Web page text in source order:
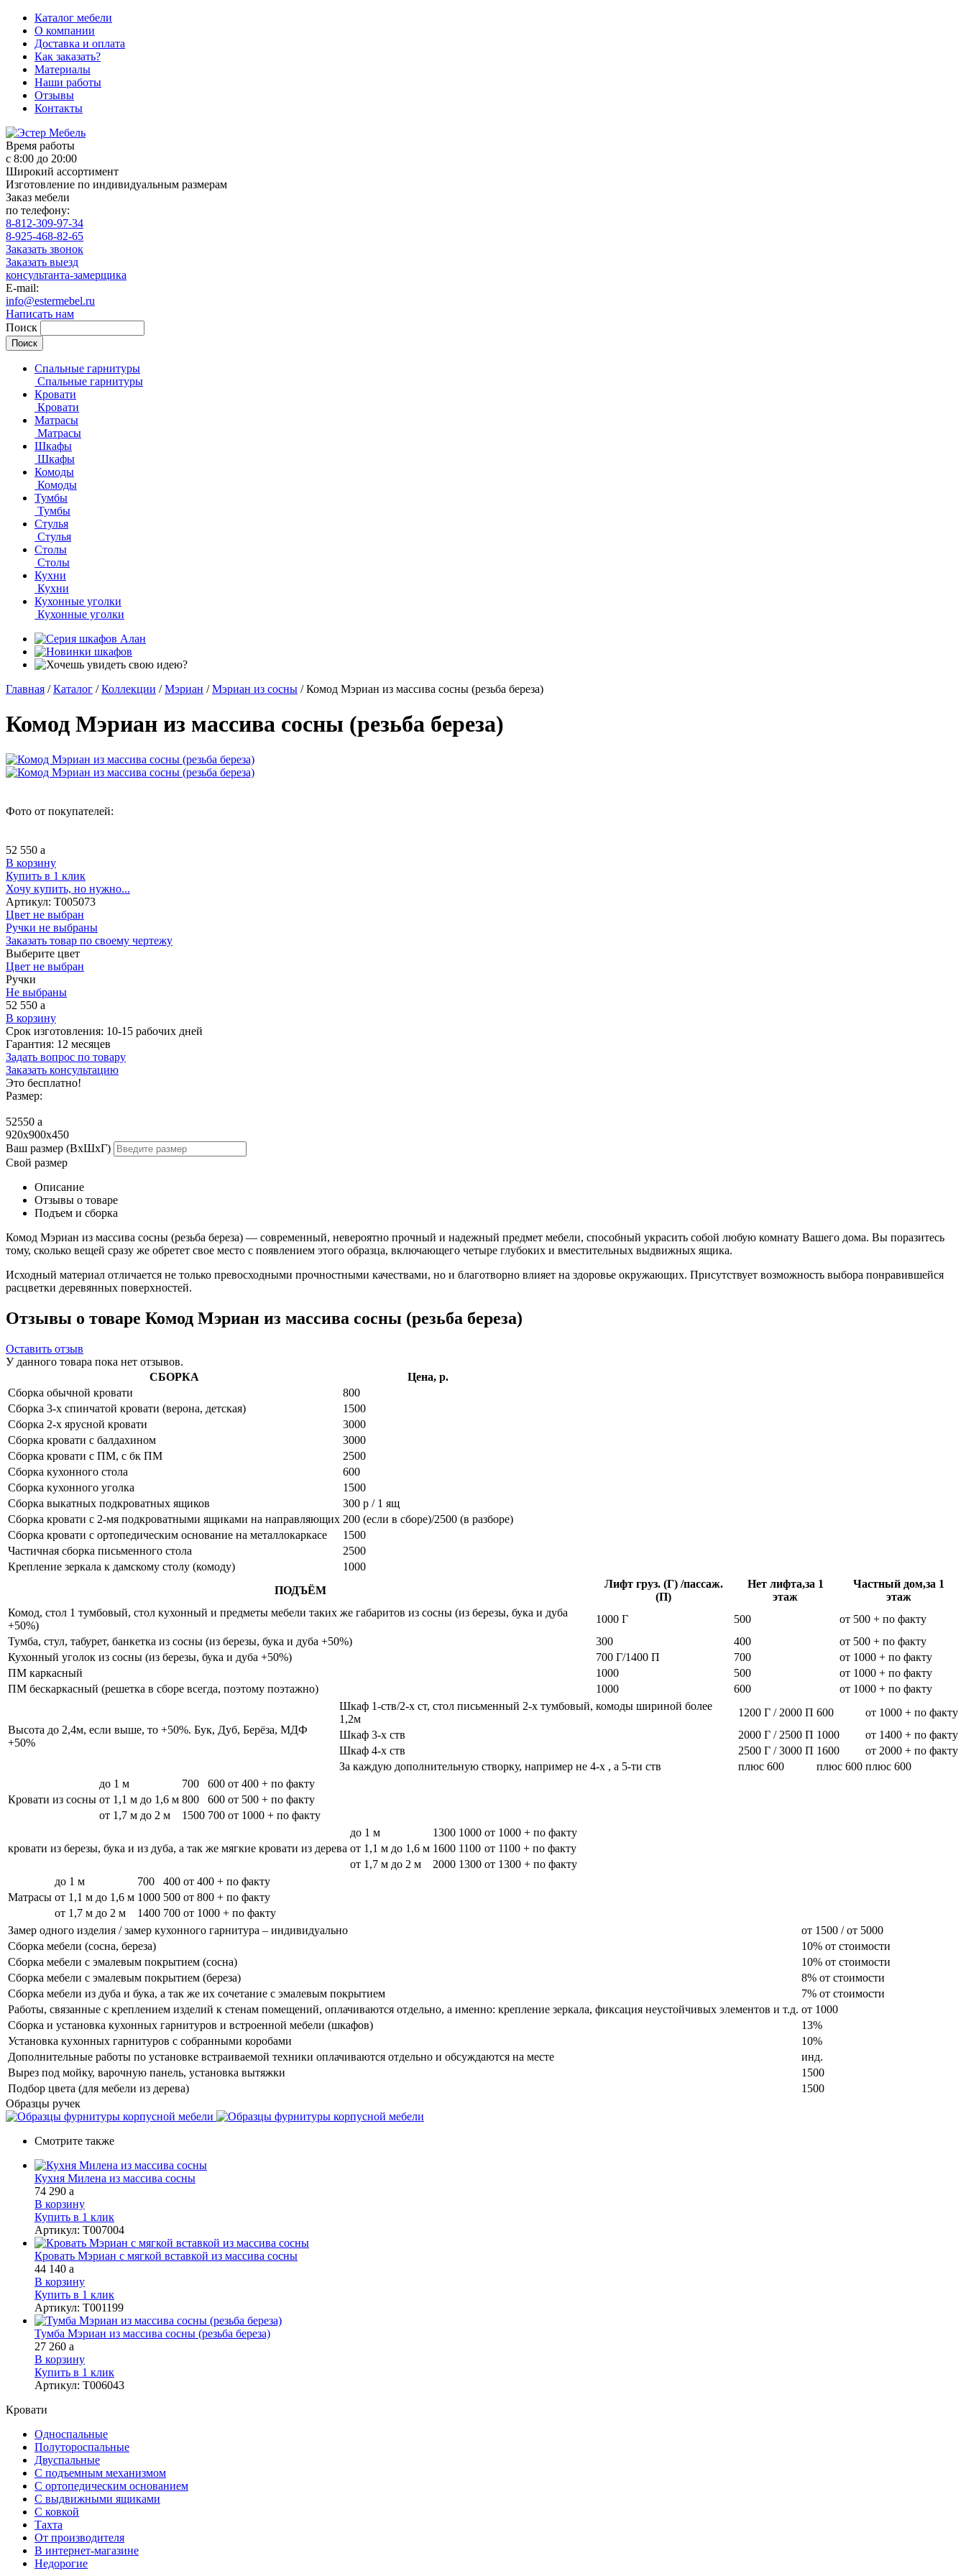
Каталог мебели
О компании
Доставка и оплата
Как заказать?
Материалы
Наши работы
Отзывы
Контакты
Время работы
с 8:00 до 20:00
Широкий ассортимент
Изготовление по индивидуальным размерам
Заказ мебели
по телефону:
8-812-309-97-34
8-925-468-82-65
Заказать звонок
Заказать выезд
консультанта-замерщика
E-mail:
info@estermebel.ru
Написать нам
Поиск
Спальные гарнитуры
Спальные гарнитуры
Кровати
Кровати
Матрасы
Матрасы
Шкафы
Шкафы
Комоды
Комоды
Тумбы
Тумбы
Стулья
Стулья
Столы
Столы
Кухни
Кухни
Кухонные уголки
Кухонные уголки
Главная / Каталог / Коллекции / Мэриан / Мэриан из сосны / Комод Мэриан из массива сосны (резьба береза)
Комод Мэриан из массива сосны (резьба береза)
Фото от покупателей:
52 550 a
В корзину
Купить в 1 клик
Хочу купить, но нужно...
Артикул: Т005073
Цвет не выбран
Ручки не выбраны
Заказать товар по своему чертежу
Выберите цвет
Цвет не выбран
Ручки
Не выбраны
52 550 a
В корзину
Срок изготовления: 10-15 рабочих дней
Гарантия: 12 месяцев
Задать вопрос по товару
Заказать консультацию
Это бесплатно!
Размер:
52550 a
920x900x450
Ваш размер (ВхШхГ)
Свой размер
Описание
Отзывы о товаре
Подъем и сборка
Комод Мэриан из массива сосны (резьба береза) — современный, невероятно прочный и надежный предмет мебели, способный украсить собой любую комнату Вашего дома. Вы поразитесь
тому, сколько вещей сразу же обретет свое место с появлением этого образца, включающего четыре глубоких и вместительных выдвижных ящика.
Исходный материал отличается не только превосходными прочностными качествами, но и благотворно влияет на здоровье окружающих. Присутствует возможность выбора понравившейся
расцветки деревянных поверхностей.
Отзывы о товаре Комод Мэриан из массива сосны (резьба береза)
Оставить отзыв
У данного товара пока нет отзывов.
СБОРКА
Цена, р.
Сборка обычной кровати
800
Сборка 3-х спинчатой кровати (верона, детская)
1500
Сборка 2-х ярусной кровати
3000
Сборка кровати с балдахином
3000
Сборка кровати с ПМ, с бк ПМ
2500
Сборка кухонного стола
600
Сборка кухонного уголка
1500
Сборка выкатных подкроватных ящиков
300 р / 1 ящ
Сборка кровати с 2-мя подкроватными ящиками на направляющих 200 (если в сборе)/2500 (в разборе)
Сборка кровати с ортопедическим основание на металлокаркасе
1500
Частичная сборка письменного стола
2500
Крепление зеркала к дамскому столу (комоду)
1000
ПОДЪЁМ
Лифт груз. (Г) /пассаж.
(П)
Нет лифта,за 1
этаж
Частный дом,за 1
этаж
Комод, стол 1 тумбовый, стол кухонный и предметы мебели таких же габаритов из сосны (из березы, бука и дуба
+50%)
1000 Г 500
от 500 + по факту
Тумба, стул, табурет, банкетка из сосны (из березы, бука и дуба +50%)
300 400
от 500 + по факту
Кухонный уголок из сосны (из березы, бука и дуба +50%)
700 Г/1400 П 700
от 1000 + по факту
ПМ каркасный
1000 500
от 1000 + по факту
ПМ бескаркасный (решетка в сборе всегда, поэтому поэтажно)
1000 600 от 1000 + по факту
Высота до 2,4м, если выше, то +50%. Бук, Дуб, Берёза, МДФ
+50%
Шкаф 1-ств/2-х ст, стол письменный 2-х тумбовый, комоды шириной более
1,2м
1200 Г / 2000 П 600
от 1000 + по факту
Шкаф 3-х ств
2000 Г / 2500 П 1000
от 1400 + по факту
Шкаф 4-х ств
2500 Г / 3000 П 1600
от 2000 + по факту
За каждую дополнительную створку, например не 4-х , а 5-ти ств
плюс 600 плюс 600 плюс 600
Кровати из сосны
до 1 м 700 600 от 400 + по факту
от 1,1 м до 1,6 м 800 600 от 500 + по факту
от 1,7 м до 2 м
1500 700 от 1000 + по факту
кровати из березы, бука и из дуба, а так же мягкие кровати из дерева
до 1 м 1300 1000 от 1000 + по факту
от 1,1 м до 1,6 м 1600 1100 от 1100 + по факту
от 1,7 м до 2 м
2000 1300 от 1300 + по факту
Матрасы
до 1 м 700 400 от 400 + по факту
от 1,1 м до 1,6 м 1000 500 от 800 + по факту
от 1,7 м до 2 м
1400 700 от 1000 + по факту
Замер одного изделия / замер кухонного гарнитура – индивидуально
от 1500 / от 5000
Сборка мебели (сосна, береза)
10% от стоимости
Сборка мебели с эмалевым покрытием (сосна)
10% от стоимости
Сборка мебели с эмалевым покрытием (береза)
8% от стоимости
Сборка мебели из дуба и бука, а так же их сочетание с эмалевым покрытием
7% от стоимости
Работы, связанные с креплением изделий к стенам помещений, оплачиваются отдельно, а именно: крепление зеркала, фиксация неустойчивых элементов и т.д. от 1000
Сборка и установка кухонных гарнитуров и встроенной мебели (шкафов)
13%
Установка кухонных гарнитуров с собранными коробами
10%
Дополнительные работы по установке встраиваемой техники оплачиваются отдельно и обсуждаются на месте
инд.
Вырез под мойку, варочную панель, установка вытяжки
1500
Подбор цвета (для мебели из дерева)
1500
Образцы ручек
Смотрите также
Кухня Милена из массива сосны
74 290 a
В корзину
Купить в 1 клик
Артикул: Т007004
Кровать Мэриан с мягкой вставкой из массива сосны
44 140 a
В корзину
Купить в 1 клик
Артикул: Т001199
Тумба Мэриан из массива сосны (резьба береза)
27 260 a
В корзину
Купить в 1 клик
Артикул: Т006043
Кровати
Односпальные
Полутороспальные
Двуспальные
С подъемным механизмом
С ортопедическим основанием
С выдвижными ящиками
С ковкой
Тахта
От производителя
В интернет-магазине
Недорогие